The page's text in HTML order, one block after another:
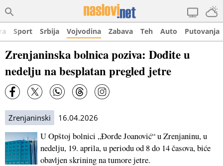
Sport Srbija Vojvodina Zabava Teh Auto Putovanja
Zrenjaninska bolnica poziva: Dođite u
nedelju na besplatan pregled jetre
Zrenjaninski 16.04.2026
U Opštoj bolnici „Đorđe Joanović“ u Zrenjaninu, u
nedelju, 19. aprila, u periodu od 8 do 14 časova, biće
obavljen skrining na tumore jetre.